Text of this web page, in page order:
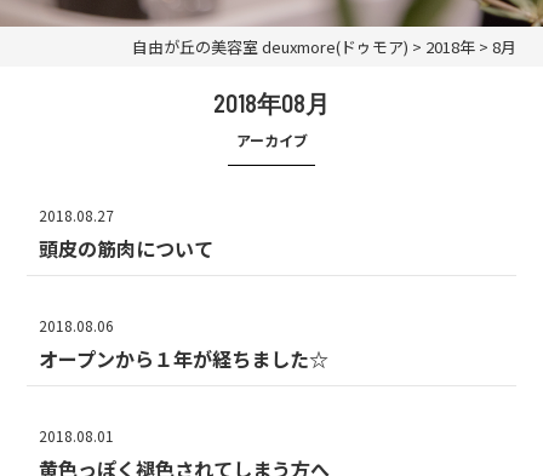
自由が丘の美容室 deuxmore(ドゥモア) > 2018年> 8月
2018年08月
アーカイブ
2018.08.27
頭皮の筋肉について
2018.08.06
オープンから１年が経ちました☆
2018.08.01
黄色っぽく褪色されてしまう方へ